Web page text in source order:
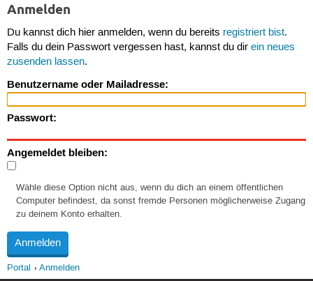
Anmelden
Du kannst dich hier anmelden, wenn du bereits registriert bist.
Falls du dein Passwort vergessen hast, kannst du dir ein neues
zusenden lassen.
Benutzername oder Mailadresse:
Passwort:
Angemeldet bleiben:
Wähle diese Option nicht aus, wenn du dich an einem öffentlichen
Computer befindest, da sonst fremde Personen möglicherweise Zugang
zu deinem Konto erhalten.
Portal Anmelden